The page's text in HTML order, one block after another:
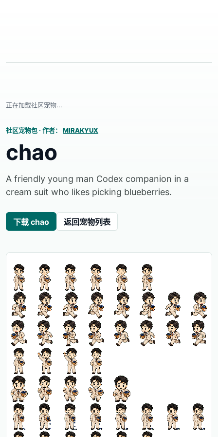
正在加载社区宠物...
社区宠物包 · 作者： MIRAKYUX
chao
A friendly young man Codex companion in a
cream suit who likes picking blueberries.
下载 chao 返回宠物列表